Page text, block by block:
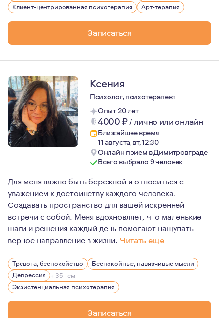
Клиент-центрированная психотерапия
Арт-терапия
Записаться
Ксения
Психолог, психотерапевт
Опыт 20 лет
4000₽/лично или онлайн
Ближайшее время
11 августа, вт, 12:30
Онлайн прием в Димитровграде
Всего выбрало 9 человек
Для меня важно быть бережной и относиться с
уважением к достоинству каждого человека.
Создавать пространство для вашей искренней
встречи с собой. Меня вдохновляет, что маленькие
шаги и решения каждый день помогают нащупать
верное направление в жизни. Читать еще
Мне кажется значимой при встрече релевантность
Я прошла две эмиграции, мне знакома жизнь в
С тех пор, как стала мамой, я не раздражаюсь при
Я делаю керамику, это один из моих способов
Тревога, беспокойство
Беспокойные, навязчивые мысли
Депрессия + 35 тем
Экзистенциальная психотерапия
Записаться